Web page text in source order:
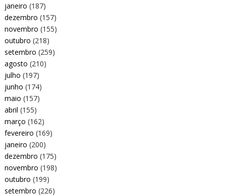
janeiro (187)
dezembro (157)
novembro (155)
outubro (218)
setembro (259)
agosto (210)
julho (197)
junho (174)
maio (157)
abril (155)
março (162)
fevereiro (169)
janeiro (200)
dezembro (175)
novembro (198)
outubro (199)
setembro (226)